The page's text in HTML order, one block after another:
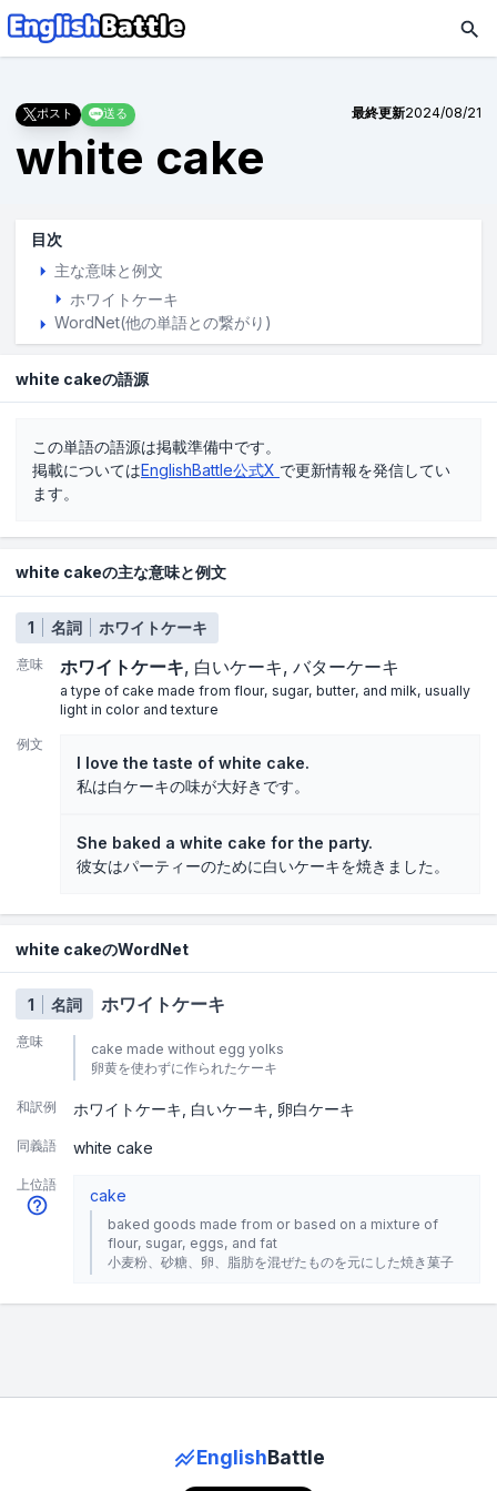
ポスト 送る 最終更新2024/08/21
white cake
目次
主な意味と例文
ホワイトケーキ
WordNet(他の単語との繋がり)
white cakeの語源
この単語の語源は掲載準備中です。
掲載についてはEnglishBattle公式X で更新情報を発信してい
ます。
white cakeの主な意味と例文
1 名詞 ホワイトケーキ
意味 ホワイトケーキ 白いケーキ バターケーキ
a type of cake made from flour, sugar, butter, and milk, usually
light in color and texture
例文
I love the taste of white cake.
私は白ケーキの味が大好きです。
She baked a white cake for the party.
彼女はパーティーのために白いケーキを焼きました。
white cakeのWordNet
1 名詞 ホワイトケーキ
意味
cake made without egg yolks
卵黄を使わずに作られたケーキ
和訳例 ホワイトケーキ 白いケーキ 卵白ケーキ
同義語 white cake
上位語
cake
baked goods made from or based on a mixture of
flour, sugar, eggs, and fat
小麦粉、砂糖、卵、脂肪を混ぜたものを元にした焼き菓子
EnglishBattle